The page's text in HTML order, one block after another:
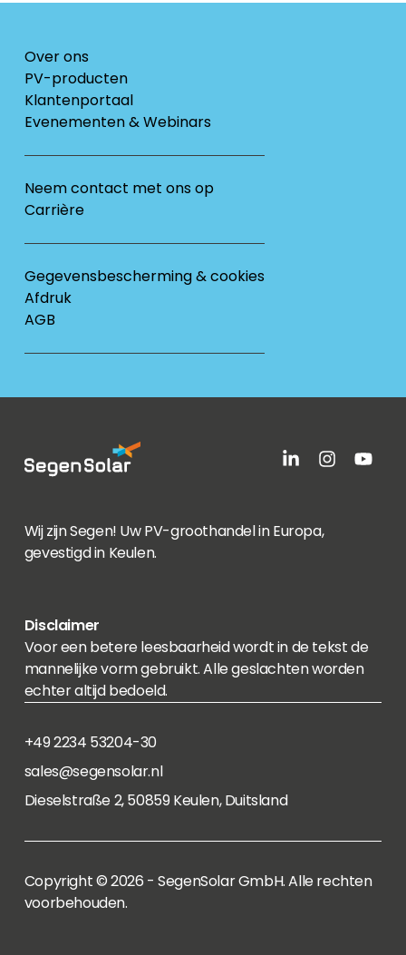
Over ons
PV-producten
Klantenportaal
Evenementen & Webinars
Neem contact met ons op
Carrière
Gegevensbescherming & cookies
Afdruk
AGB
Wij zijn Segen! Uw PV-groothandel in Europa,
gevestigd in Keulen.
Disclaimer
Voor een betere leesbaarheid wordt in de tekst de
mannelijke vorm gebruikt. Alle geslachten worden
echter altijd bedoeld.
+49 2234 53204-30
sales@segensolar.nl
Dieselstraße 2, 50859 Keulen, Duitsland
Copyright © 2026 - SegenSolar GmbH. Alle rechten
voorbehouden.